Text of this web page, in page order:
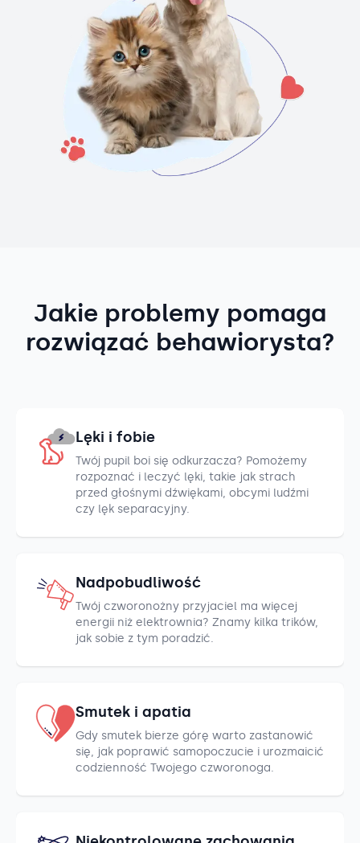
Jakie problemy pomaga
rozwiązać behawiorysta?
Lęki i fobie
Twój pupil boi się odkurzacza? Pomożemy
rozpoznać i leczyć lęki, takie jak strach
przed głośnymi dźwiękami, obcymi ludźmi
czy lęk separacyjny.
Nadpobudliwość
Twój czworonożny przyjaciel ma więcej
energii niż elektrownia? Znamy kilka trików,
jak sobie z tym poradzić.
Smutek i apatia
Gdy smutek bierze górę warto zastanowić
się, jak poprawić samopoczucie i urozmaicić
codzienność Twojego czworonoga.